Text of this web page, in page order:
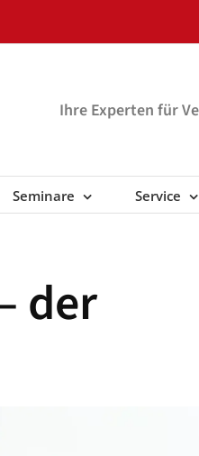
Ihre Experten für
Seminare Service
der